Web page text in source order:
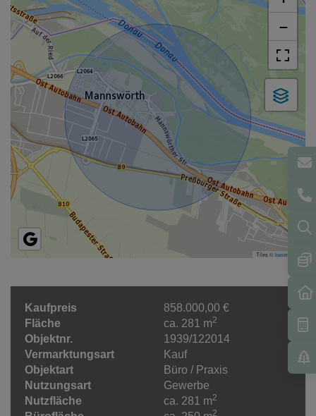
−
Tiles ©basemap.at
Kaufpreis
858.000,00 €
Fläche
ca. 281 m2
Objektnr.
1939/122014
Vermarktungsart
Kauf
Objektart
Büro / Praxis
Nutzungsart
Gewerbe
Nutzfläche
ca. 281 m2
2